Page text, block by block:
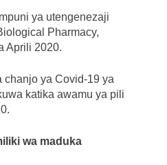
ya utengenezaji
Pharmacy,
Aprili 2020.
chanjo ya Covid-19 ya
katika awamu ya pili
wa maduka